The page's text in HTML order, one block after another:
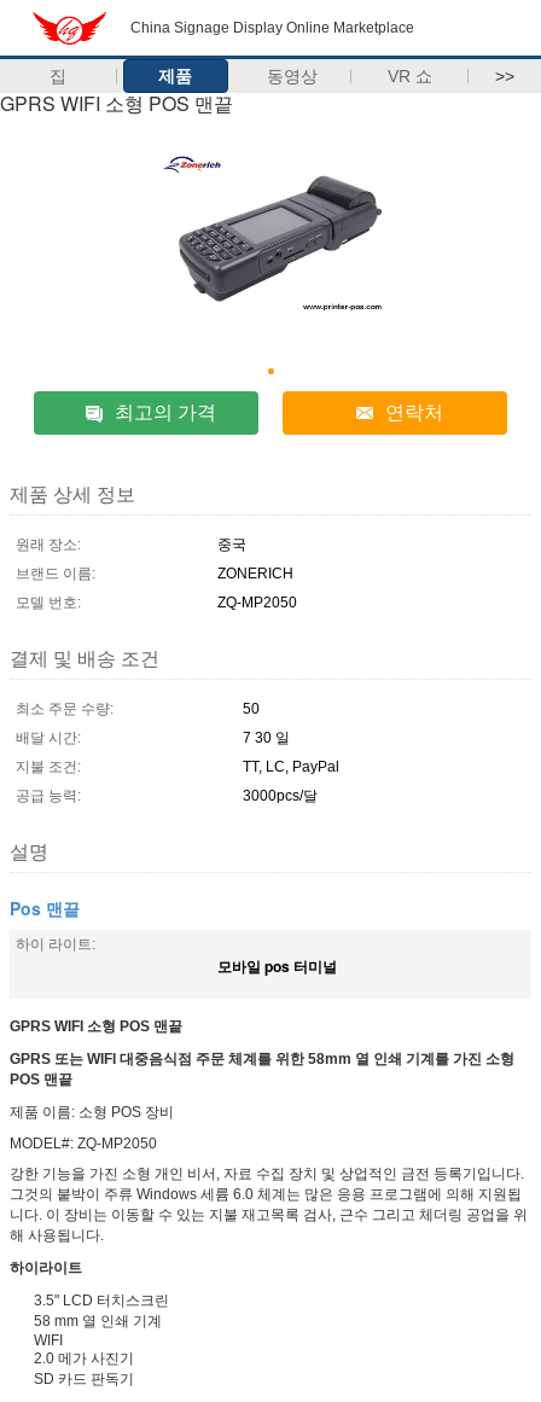
China Signage Display Online Marketplace
집 제품 동영상 VR 쇼 >>
GPRS WIFI 소형 POS 맨끝
최고의 가격 연락처
제품 상세 정보
원래 장소:
중국
브랜드 이름:
ZONERICH
모델 번호:
ZQ-MP2050
결제 및 배송 조건
최소 주문 수량:
50
배달 시간:
7 30 일
지불 조건:
TT, LC, PayPal
공급 능력:
3000pcs/달
설명
Pos 맨끝
하이 라이트:
모바일 pos 터미널
GPRS WIFI 소형 POS 맨끝
GPRS 또는 WIFI 대중음식점 주문 체계를 위한 58mm 열 인쇄 기계를 가진 소형
POS 맨끝
제품 이름: 소형 POS 장비
MODEL#: ZQ-MP2050
강한 기능을 가진 소형 개인 비서, 자료 수집 장치 및 상업적인 금전 등록기입니다.
그것의 붙박이 주류 Windows 세륨 6.0 체계는 많은 응용 프로그램에 의해 지원됩
니다. 이 장비는 이동할 수 있는 지불 재고목록 검사, 근수 그리고 체더링 공업을 위
해 사용됩니다.
하이라이트
3.5" LCD 터치스크린
58 mm 열 인쇄 기계
WIFI
2.0 메가 사진기
SD 카드 판독기